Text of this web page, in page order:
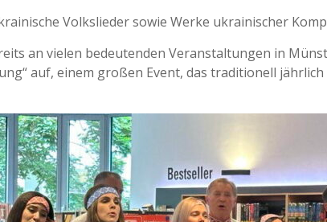
Volkslieder sowie Werke ukrainischer
an vielen bedeutenden Veranstaltungen in
auf, einem großen Event, das traditionell